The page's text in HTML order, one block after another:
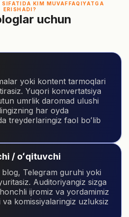
SIFATIDA KIM MUVAFFAQIYATGA
ERISHADI?
uchun
yoki kontent tarmoqlari
Yuqori konvertatsiya
umrlik daromad ulushi
har oyda
treyderlaringiz faol boʻlib
/ oʻqituvchi
Telegram guruhi yoki
Auditoriyangiz sizga
ijromiz va yordamimiz
komissiyalaringiz uzluksiz